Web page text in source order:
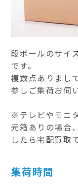
段ボールのサイ
です。
複数点ありまし
参しご集荷お伺
※テレビやモニ
元箱ありの場合
したら宅配買取
集荷時間